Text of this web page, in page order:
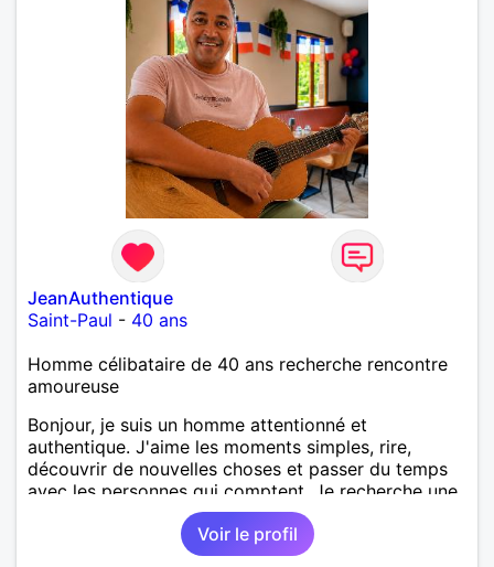
JeanAuthentique
Saint-Paul - 40 ans
Homme célibataire de 40 ans recherche rencontre
amoureuse
Bonjour, je suis un homme attentionné et
authentique. J'aime les moments simples, rire,
découvrir de nouvelles choses et passer du temps
avec les personnes qui comptent. Je recherche une
relation sérieuse, basée sur le respect, la confiance
et la complicité. Au plaisir de faire connaissance.
Voir le profil